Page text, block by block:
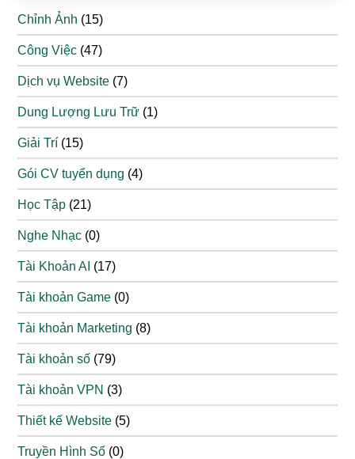
Chỉnh Ảnh (15)
Công Việc (47)
Dịch vụ Website (7)
Dung Lượng Lưu Trữ (1)
Giải Trí (15)
Gói CV tuyển dụng (4)
Học Tập (21)
Nghe Nhạc (0)
Tài Khoản AI (17)
Tài khoản Game (0)
Tài khoản Marketing (8)
Tài khoản số (79)
Tài khoản VPN (3)
Thiết kế Website (5)
Truyền Hình Số (0)